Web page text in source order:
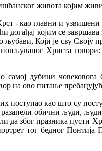
живота којим
- као главни и
догађај којим се
љубави, Који је сву
Христа
самој дубини
на ово питање
поступао као што су
обични људи,
да због празника пусти
тог бедног Понтија